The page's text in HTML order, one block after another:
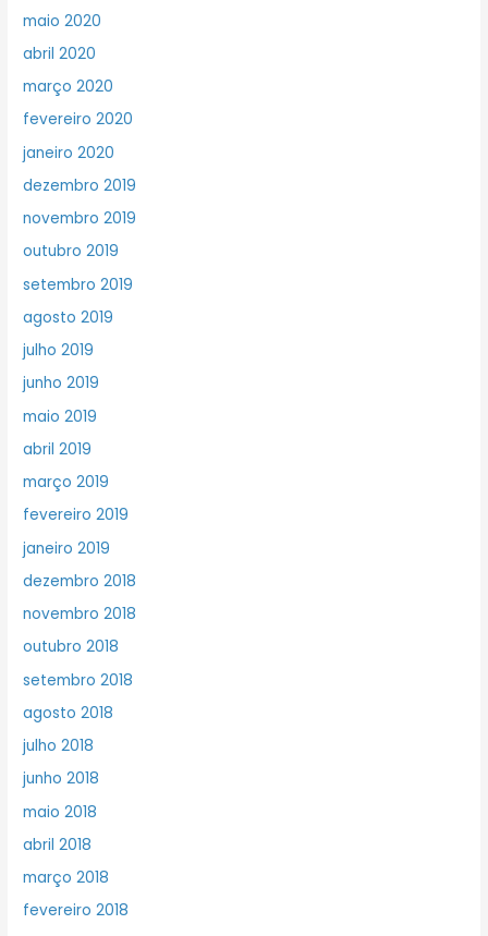
maio 2020
abril 2020
março 2020
fevereiro 2020
janeiro 2020
dezembro 2019
novembro 2019
outubro 2019
setembro 2019
agosto 2019
julho 2019
junho 2019
maio 2019
abril 2019
março 2019
fevereiro 2019
janeiro 2019
dezembro 2018
novembro 2018
outubro 2018
setembro 2018
agosto 2018
julho 2018
junho 2018
maio 2018
abril 2018
março 2018
fevereiro 2018